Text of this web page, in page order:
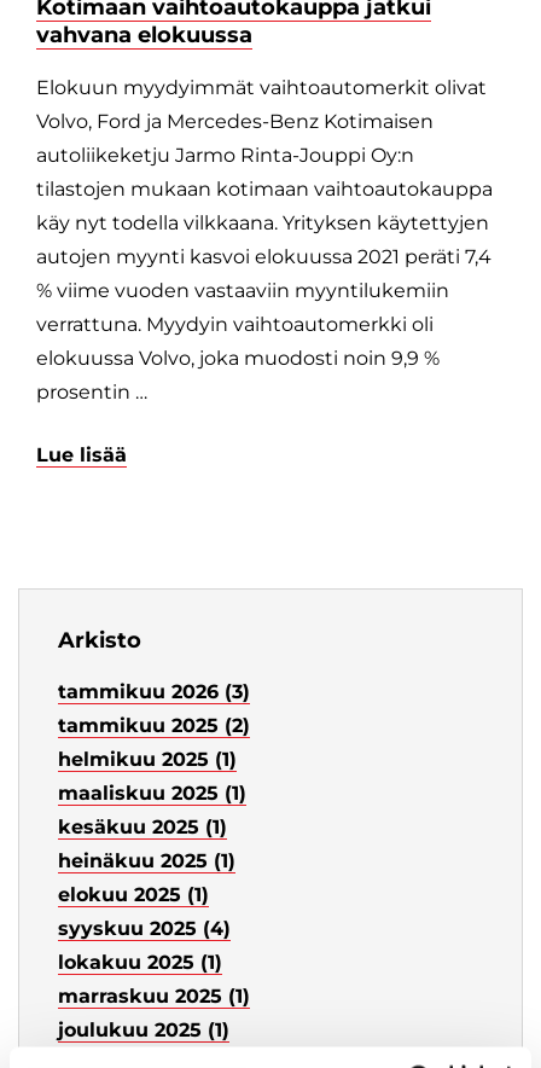
Kotimaan vaihtoautokauppa jatkui
vahvana elokuussa
Elokuun myydyimmät vaihtoautomerkit olivat
Volvo, Ford ja Mercedes-Benz Kotimaisen
autoliikeketju Jarmo Rinta-Jouppi Oy:n
tilastojen mukaan kotimaan vaihtoautokauppa
käy nyt todella vilkkaana. Yrityksen käytettyjen
autojen myynti kasvoi elokuussa 2021 peräti 7,4
% viime vuoden vastaaviin myyntilukemiin
verrattuna. Myydyin vaihtoautomerkki oli
elokuussa Volvo, joka muodosti noin 9,9 %
prosentin …
Lue lisää
Arkisto
tammikuu 2026 (3)
tammikuu 2025 (2)
helmikuu 2025 (1)
maaliskuu 2025 (1)
kesäkuu 2025 (1)
heinäkuu 2025 (1)
elokuu 2025 (1)
syyskuu 2025 (4)
lokakuu 2025 (1)
marraskuu 2025 (1)
joulukuu 2025 (1)